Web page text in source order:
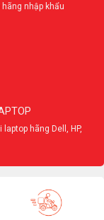
nhập khẩu
hãng Dell, HP,